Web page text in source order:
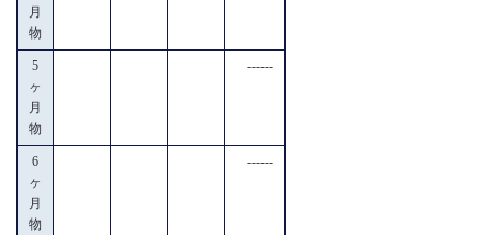
月
物
5
ヶ
月
物
------
6
ヶ
月
物
------